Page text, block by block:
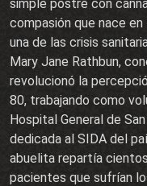
simple postre con
compasión que nace
una de las crisis
Mary Jane Rathbun,
revolucionó la
80, trabajando como
Hospital General de
dedicada al SIDA del
abuelita repartía
pacientes que sufrían